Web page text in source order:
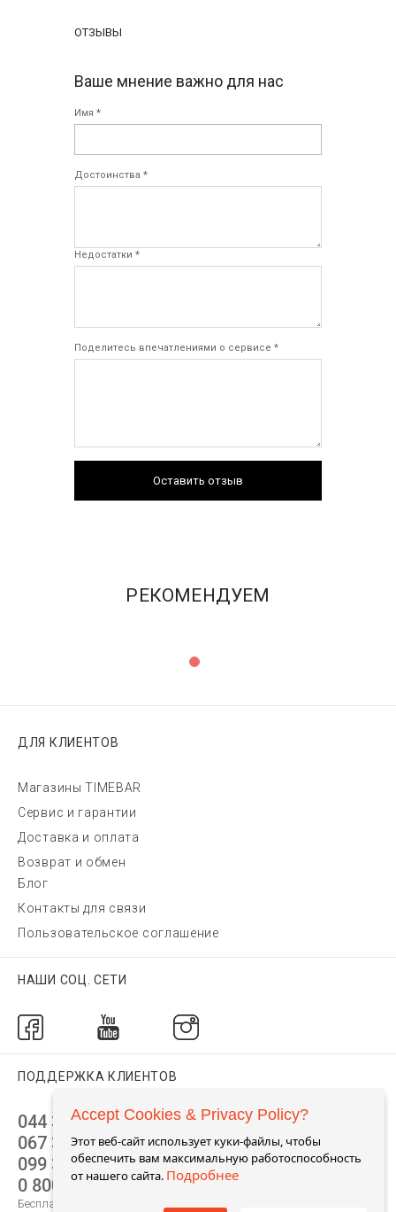
ОТЗЫВЫ
Ваше мнение важно для нас
Имя *
Достоинства *
Недостатки *
Поделитесь впечатлениями о сервисе *
Оставить отзыв
РЕКОМЕНДУЕМ
ДЛЯ КЛИЕНТОВ
Магазины TIMEBAR
Сервис и гарантии
Доставка и оплата
Возврат и обмен
Блог
Контакты для связи
Пользовательское соглашение
НАШИ СОЦ. СЕТИ
ПОДДЕРЖКА КЛИЕНТОВ
044 392 44 45
067 344 14 44 (viber)
099 399 23 80
0 800 305 805
Бесплатно по Украине
Accept Cookies & Privacy Policy?
Этот веб-сайт использует куки-файлы, чтобы
обеспечить вам максимальную работоспособность
от нашего сайта. Подробнее